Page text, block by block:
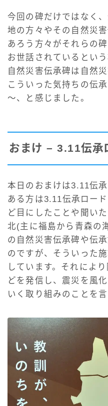
今回の碑だけではなく
地の方々やその自然災
あろう方々がそれらの
お世話されているとい
自然災害伝承碑は自然
こういった気持ちの伝
～、と感じました。
おまけ – 3.11伝承
本日のおまけは3.11伝
ある方は3.11伝承ロー
ど目にしたことや聞い
北(主に福島から青森の
の自然災害伝承碑や伝
のですが、そういった
しています。それによ
どを発信し、震災を風
いく取り組みのことを言